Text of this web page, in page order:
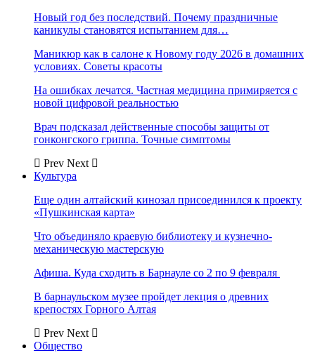
Новый год без последствий. Почему праздничные
каникулы становятся испытанием для…
Маникюр как в салоне к Новому году 2026 в домашних
условиях. Советы красоты
На ошибках лечатся. Частная медицина примиряется с
новой цифровой реальностью
Врач подсказал действенные способы защиты от
гонконгского гриппа. Точные симптомы
Prev Next
Культура
Еще один алтайский кинозал присоединился к проекту
«Пушкинская карта»
Что объединяло краевую библиотеку и кузнечно-
механическую мастерскую
Афиша. Куда сходить в Барнауле со 2 по 9 февраля
В барнаульском музее пройдет лекция о древних
крепостях Горного Алтая
Prev Next
Общество